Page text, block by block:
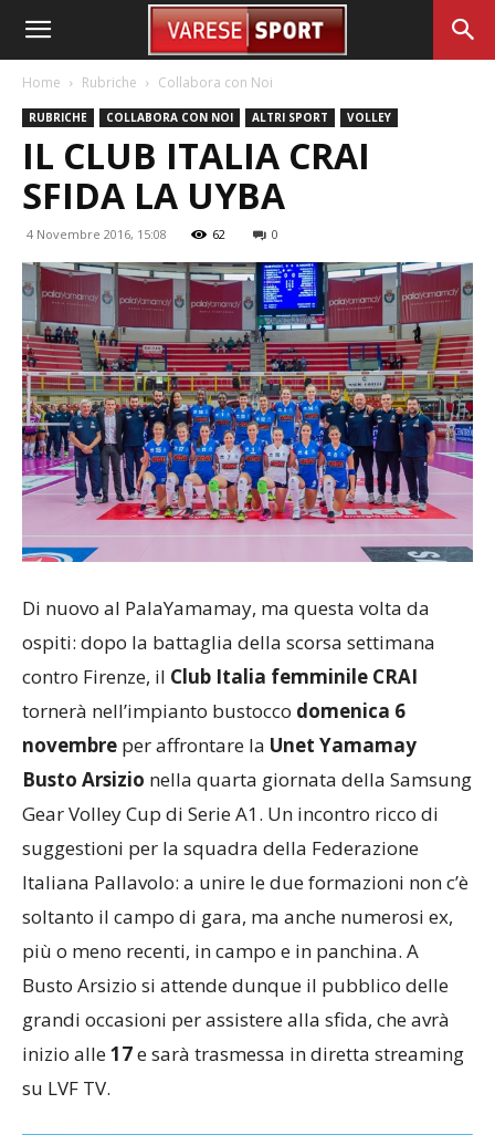
Home Rubriche Collabora con Noi
RUBRICHE COLLABORA CON NOI ALTRI SPORT VOLLEY
IL CLUB ITALIA CRAI
SFIDA LA UYBA
4 Novembre 2016, 15:08 62 0
Di nuovo al PalaYamamay, ma questa volta da
ospiti: dopo la battaglia della scorsa settimana
contro Firenze, il Club Italia femminile CRAI
tornerà nell’impianto bustocco domenica 6
novembre per affrontare la Unet Yamamay
Busto Arsizio nella quarta giornata della Samsung
Gear Volley Cup di Serie A1. Un incontro ricco di
suggestioni per la squadra della Federazione
Italiana Pallavolo: a unire le due formazioni non c’è
soltanto il campo di gara, ma anche numerosi ex,
più o meno recenti, in campo e in panchina. A
Busto Arsizio si attende dunque il pubblico delle
grandi occasioni per assistere alla sfida, che avrà
inizio alle17e sarà trasmessa in diretta streaming
su LVF TV.